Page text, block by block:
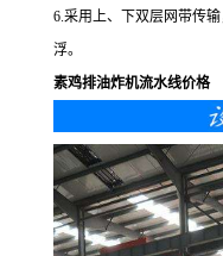
6.采用上、下双层网带传
浮。
素鸡排油炸机流水线价格